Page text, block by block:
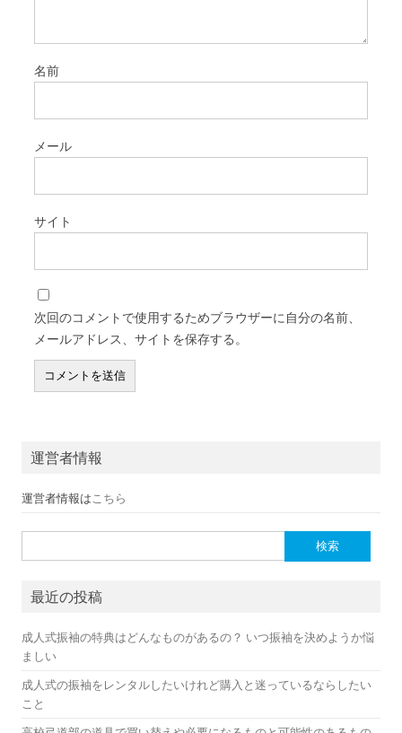
名前
メール
サイト
次回のコメントで使用するためブラウザーに自分の名前、
メールアドレス、サイトを保存する。
運営者情報
運営者情報は こちら
最近の投稿
成人式振袖の特典はどんなものがあるの？ いつ振袖を決めようか悩
ましい
成人式の振袖をレンタルしたいけれど購入と迷っているならしたい
こと